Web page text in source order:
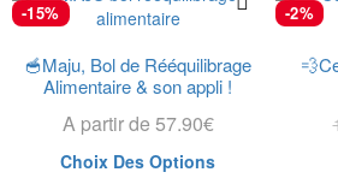
-15%
🥣Maju, Bol de Rééquilibrage
Alimentaire & son appli !
A partir de 57.90€
Choix Des Options
-2%